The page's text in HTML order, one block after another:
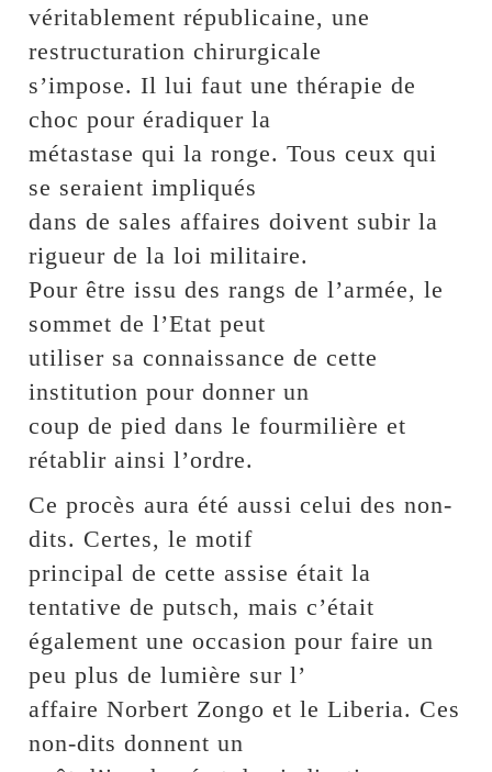
véritablement républicaine, une
restructuration chirurgicale
s’impose. Il lui faut une thérapie de
choc pour éradiquer la
métastase qui la ronge. Tous ceux qui
se seraient impliqués
dans de sales affaires doivent subir la
rigueur de la loi militaire.
Pour être issu des rangs de l’armée, le
sommet de l’Etat peut
utiliser sa connaissance de cette
institution pour donner un
coup de pied dans le fourmilière et
rétablir ainsi l’ordre.
Ce procès aura été aussi celui des non-
dits. Certes, le motif
principal de cette assise était la
tentative de putsch, mais c’était
également une occasion pour faire un
peu plus de lumière sur l’
affaire Norbert Zongo et le Liberia. Ces
non-dits donnent un